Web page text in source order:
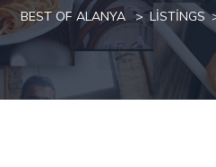
BEST OF ALANYA LISTINGS